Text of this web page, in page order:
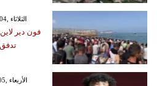
GMT 02:15 2026 الثلاثاء ,04 آب / أغسطس
فون دير
GMT 03:07 2026 الأربعاء ,05 آب / أغسطس